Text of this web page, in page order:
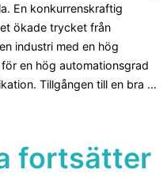
En konkurrenskraftig
ökade trycket från
industri med en hög
en hög automationsgrad
Tillgången till en bra …
fortsätter